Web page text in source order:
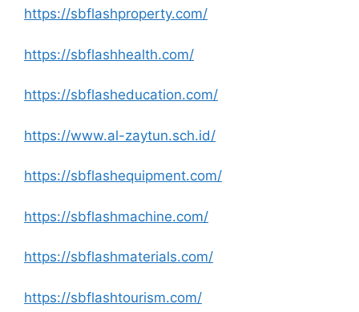
https://sbflashproperty.com/
https://sbflashhealth.com/
https://sbflasheducation.com/
https://www.al-zaytun.sch.id/
https://sbflashequipment.com/
https://sbflashmachine.com/
https://sbflashmaterials.com/
https://sbflashtourism.com/